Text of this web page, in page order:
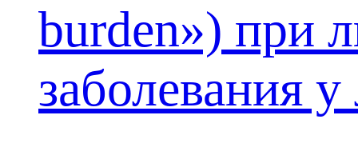
burden») при
заболевания